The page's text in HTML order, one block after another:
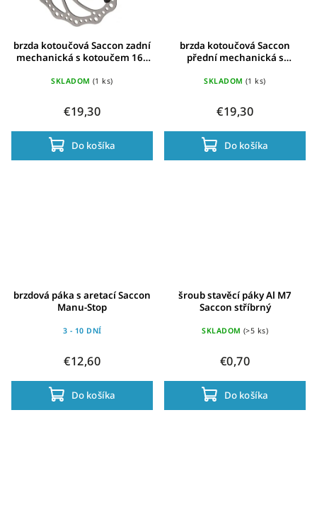
brzda kotoučová Saccon zadní
mechanická s kotoučem 160
SKLADOM (1 ks)
€19,30
Do košíka
brzda kotoučová Saccon
přední mechanická s
SKLADOM (1 ks)
€19,30
Do košíka
brzdová páka s aretací Saccon
Manu-Stop
3 - 10 DNÍ
€12,60
Do košíka
šroub stavěcí páky Al M7
Saccon stříbrný
SKLADOM (>5 ks)
€0,70
Do košíka